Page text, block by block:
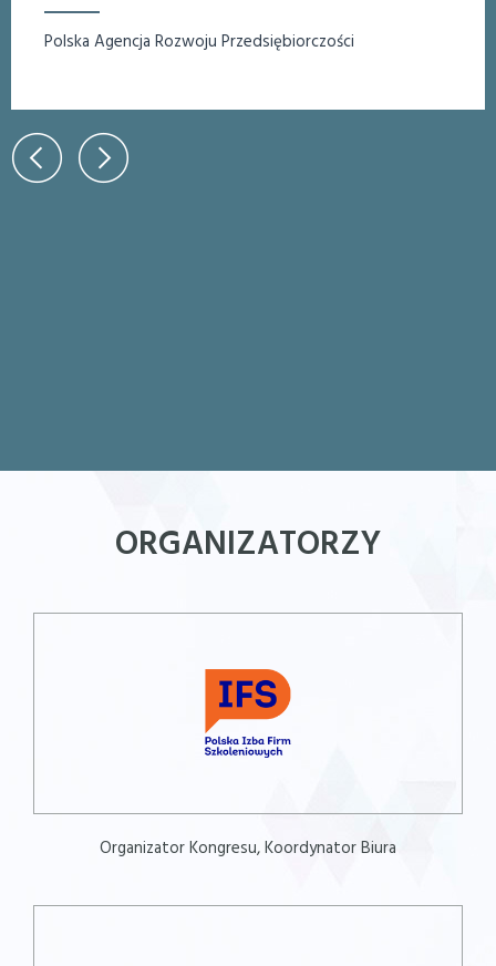
Polska Agencja Rozwoju Przedsiębiorczości
ORGANIZATORZY
Organizator Kongresu, Koordynator Biura